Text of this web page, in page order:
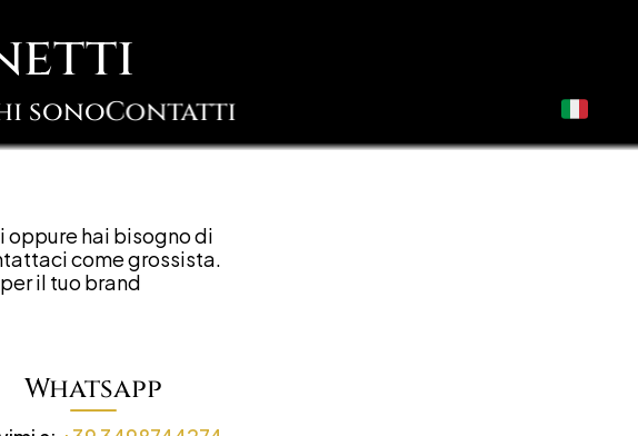
sonoContatti
oppure hai bisogno di
come grossista.
il tuo brand
Whatsapp